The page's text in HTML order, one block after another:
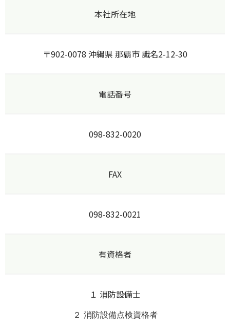
本社所在地
〒902-0078 沖縄県 那覇市 識名2-12-30
電話番号
098-832-0020
FAX
098-832-0021
有資格者
１ 消防設備士
２ 消防設備点検資格者